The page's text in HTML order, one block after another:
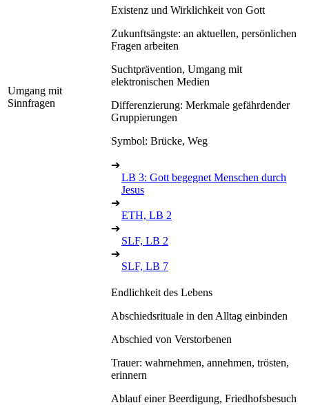
Umgang mit
Sinnfragen
Existenz und Wirklichkeit von Gott
Zukunftsängste: an aktuellen, persönlichen
Fragen arbeiten
Suchtprävention, Umgang mit
elektronischen Medien
Differenzierung: Merkmale gefährdender
Gruppierungen
Symbol: Brücke, Weg
➔
LB 3: Gott begegnet Menschen durch
Jesus
➔
ETH, LB 2
➔
SLF, LB 2
➔
SLF, LB 7
Endlichkeit des Lebens
Abschiedsrituale in den Alltag einbinden
Abschied von Verstorbenen
Trauer: wahrnehmen, annehmen, trösten,
erinnern
Ablauf einer Beerdigung, Friedhofsbesuch